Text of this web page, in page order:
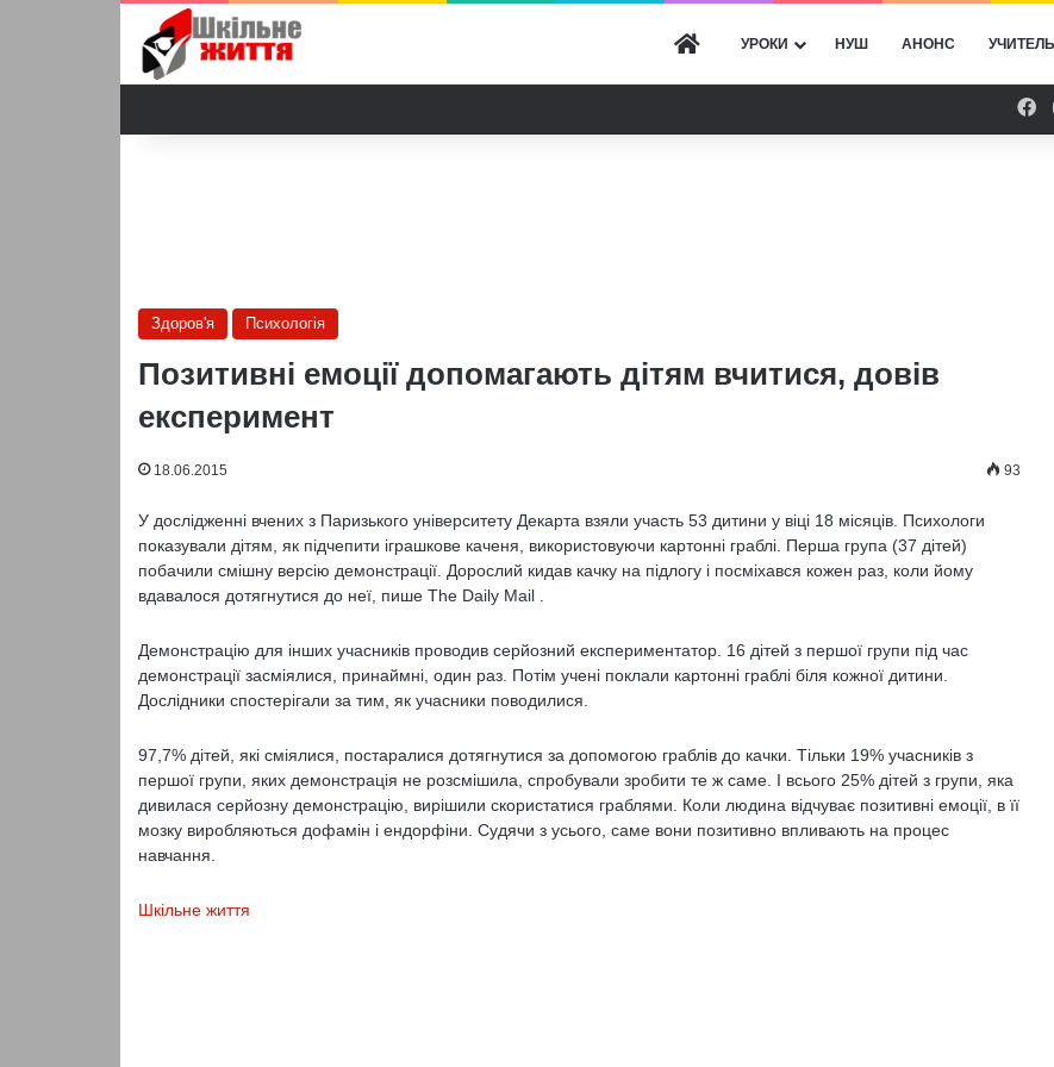
ГОЛОВНА
УРОКИ НУШ АНОНС
Здоров'я Психологія
Позитивні емоції допомагають дітям вчитися, довів
експеримент
18.06.2015 93
У дослідженні вчених з Паризького університету Декарта взяли участь 53 дитини у віці 18 місяців. Психологи
показували дітям, як підчепити іграшкове каченя, використовуючи картонні граблі. Перша група (37 дітей)
побачили смішну версію демонстрації. Дорослий кидав качку на підлогу і посміхався кожен раз, коли йому
вдавалося дотягнутися до неї, пише The Daily Mail .
Демонстрацію для інших учасників проводив серйозний експериментатор. 16 дітей з першої групи під час
демонстрації засміялися, принаймні, один раз. Потім учені поклали картонні граблі біля кожної дитини.
Дослідники спостерігали за тим, як учасники поводилися.
97,7% дітей, які сміялися, постаралися дотягнутися за допомогою граблів до качки. Тільки 19% учасників з
першої групи, яких демонстрація не розсмішила, спробували зробити те ж саме. І всього 25% дітей з групи, яка
дивилася серйозну демонстрацію, вирішили скористатися граблями. Коли людина відчуває позитивні емоції, в її
мозку виробляються дофамін і ендорфіни. Судячи з усього, саме вони позитивно впливають на процес
навчання.
Шкільне життя